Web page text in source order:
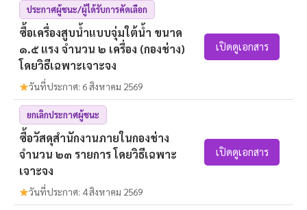
ประกาศผู้ชนะ/ผู้ได้รับการคัดเลือก
ซื้อเครื่องสูบน้ำแบบจุ่มใต้น้ำ ขนาด
๑.๕ แรง จำนวน ๒ เครื่อง (กองช่าง)
โดยวิธีเฉพาะเจาะจง
วันที่ประกาศ: 6 สิงหาคม 2569
เปิดดูเอกสาร
ยกเลิกประกาศผู้ชนะ
ซื้อวัสดุสำนักงานภายในกองช่าง
จำนวน ๒๓ รายการ โดยวิธีเฉพาะ
เจาะจง
วันที่ประกาศ: 4 สิงหาคม 2569
เปิดดูเอกสาร